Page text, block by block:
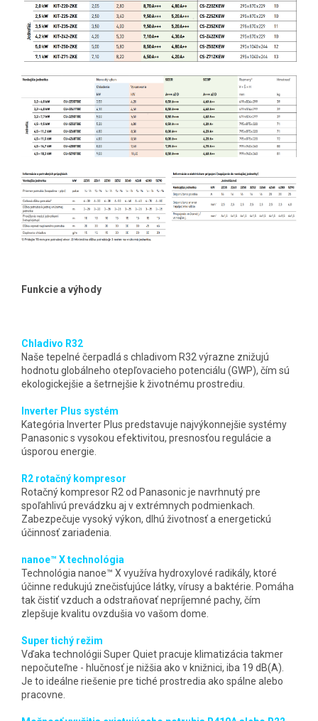
Funkcie a výhody
Chladivo R32
Naše tepelné čerpadlá s chladivom R32 výrazne znižujú
hodnotu globálneho otepľovacieho potenciálu (GWP), čím sú
ekologickejšie a šetrnejšie k životnému prostrediu.
Inverter Plus systém
Kategória Inverter Plus predstavuje najvýkonnejšie systémy
Panasonic s vysokou efektivitou, presnosťou regulácie a
úsporou energie.
R2 rotačný kompresor
Rotačný kompresor R2 od Panasonic je navrhnutý pre
spoľahlivú prevádzku aj v extrémnych podmienkach.
Zabezpečuje vysoký výkon, dlhú životnosť a energetickú
účinnosť zariadenia.
nanoe™ X technológia
Technológia nanoe™ X využíva hydroxylové radikály, ktoré
účinne redukujú znečisťujúce látky, vírusy a baktérie. Pomáha
tak čistiť vzduch a odstraňovať nepríjemné pachy, čím
zlepšuje kvalitu ovzdušia vo vašom dome.
Super tichý režim
Vďaka technológii Super Quiet pracuje klimatizácia takmer
nepočuteľne - hlučnosť je nižšia ako v knižnici, iba 19 dB(A).
Je to ideálne riešenie pre tiché prostredia ako spálne alebo
pracovne.